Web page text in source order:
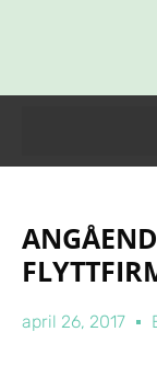
april 26, 2017